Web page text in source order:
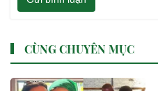
CÙNG CHUYÊN MỤC